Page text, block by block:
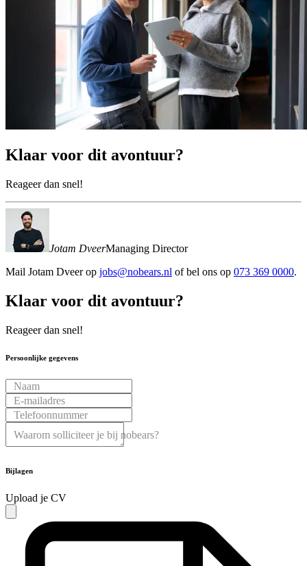
Klaar voor dit avontuur?
Reageer dan snel!
Jotam DveerManaging Director
Mail Jotam Dveerop jobs@nobears.nl of bel ons op 073 369 0000.
Klaar voor dit avontuur?
Reageer dan snel!
Persoonlijke gegevens
Naam
E-mailadres
Telefoonnummer
Waarom solliciteer je bij nobears?
Bijlagen
Upload je CV